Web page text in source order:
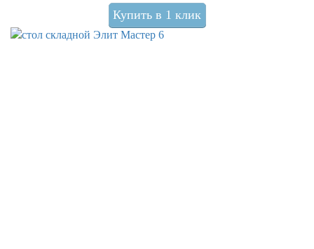
Купить в 1 клик